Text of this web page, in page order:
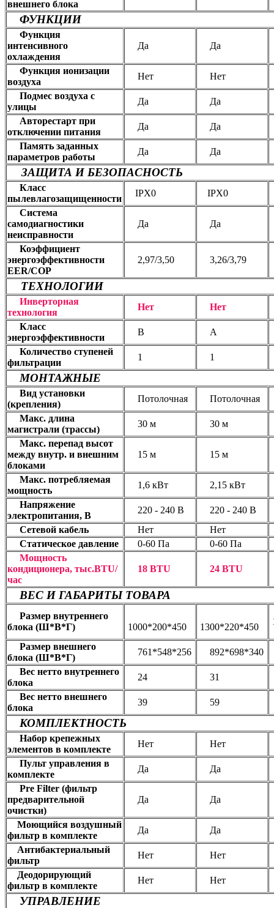
внешнего блока
ФУНКЦИИ
Функция
интенсивного
охлаждения
Да Да
Функция ионизации
воздуха
Нет Нет
Подмес воздуха с
улицы
Да Да
Авторестарт при
отключении питания
Да Да
Память заданных
параметров работы
Да Да
ЗАЩИТА И БЕЗОПАСНОСТЬ
Класс
пылевлагозащищенности
IPX0 IPX0
Система
самодиагностики
неисправности
Да Да
Коэффициент
энергоэффективности
EER/COP
2,97/3,50 3,26/3,79
ТЕХНОЛОГИИ
Инверторная
технология
Нет Нет
Класс
энергоэффективности
В А
Количество ступеней
фильтрации
1 1
МОНТАЖНЫЕ
Вид установки
(крепления)
Потолочная Потолочная
Макс. длина
магистрали (трассы)
30 м 30 м
Макс. перепад высот
между внутр. и внешним
блоками
15 м 15 м
Макс. потребляемая
мощность
1,6 кВт 2,15 кВт
Напряжение
электропитания, В
220 - 240 В 220 - 240 В
Сетевой кабель
Нет Нет
Статическое давление
0-60 Па 0-60 Па
Мощность
кондиционера, тыс.BTU/
час
18 BTU 24 BTU
ВЕС И ГАБАРИТЫ ТОВАРА
Размер внутреннего
блока (Ш*В*Г)
1000*200*450 1300*220*450
Размер внешнего
блока (Ш*В*Г)
761*548*256 892*698*340
Вес нетто внутреннего
блока
24 31
Вес нетто внешнего
блока
39 59
КОМПЛЕКТНОСТЬ
Набор крепежных
элементов в комплекте
Нет Нет
Пульт управления в
комплекте
Да Да
Pre Filter (фильтр
предварительной
очистки)
Да Да
Моющийся воздушный
фильтр в комплекте
Да Да
Антибактериальный
фильтр
Нет Нет
Деодорирующий
фильтр в комплекте
Нет Нет
УПРАВЛЕНИЕ